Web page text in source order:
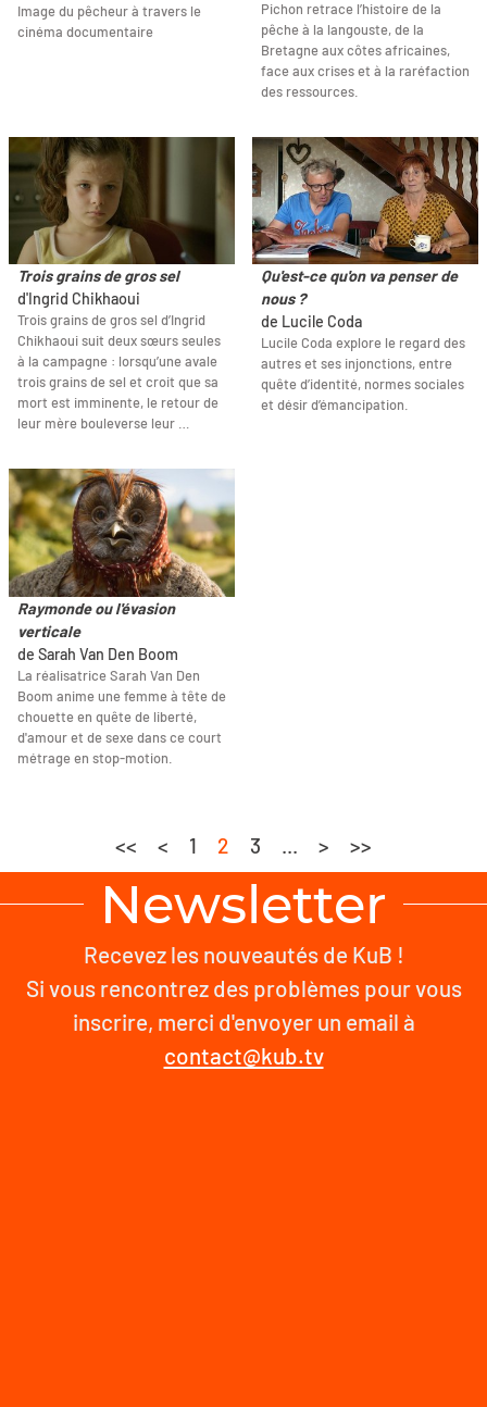
Image du pêcheur à travers le
cinéma documentaire
Pichon retrace l’histoire de la
pêche à la langouste, de la
Bretagne aux côtes africaines,
face aux crises et à la raréfaction
des ressources.
Trois grains de gros sel
d'Ingrid Chikhaoui
Trois grains de gros sel d’Ingrid
Chikhaoui suit deux sœurs seules
à la campagne : lorsqu’une avale
trois grains de sel et croit que sa
mort est imminente, le retour de
leur mère bouleverse leur …
Qu'est-ce qu'on va penser de
nous ?
de Lucile Coda
Lucile Coda explore le regard des
autres et ses injonctions, entre
quête d’identité, normes sociales
et désir d’émancipation.
Raymonde ou l'évasion
verticale
de Sarah Van Den Boom
La réalisatrice Sarah Van Den
Boom anime une femme à tête de
chouette en quête de liberté,
d'amour et de sexe dans ce court
métrage en stop-motion.
<< < 1 2 3 ... > >>
Newsletter
Recevez les nouveautés de KuB !
Si vous rencontrez des problèmes pour vous
inscrire, merci d'envoyer un email à
contact@kub.tv